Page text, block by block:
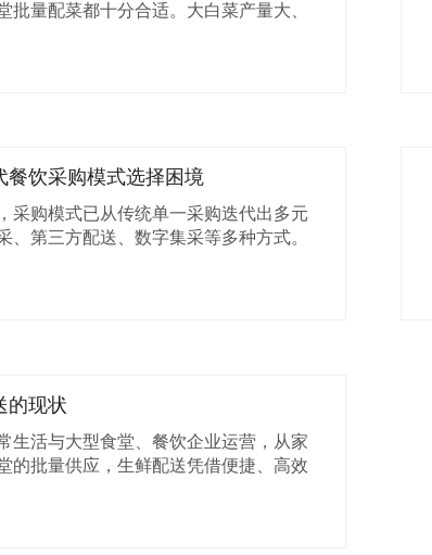
量配菜都十分合适。大白菜产量大、
餐饮采购模式选择困境
采购模式已从传统单一采购迭代出多元
第三方配送、数字集采等多种方式。
的现状
生活与大型食堂、餐饮企业运营，从家
的批量供应，生鲜配送凭借便捷、高效